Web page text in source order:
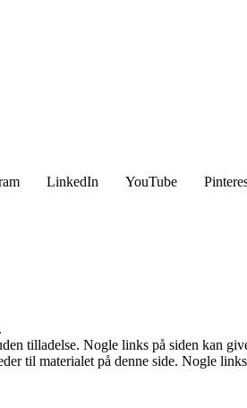
LinkedIn YouTube
tilladelse. Nogle links på siden kan
til materialet på denne side. Nogle